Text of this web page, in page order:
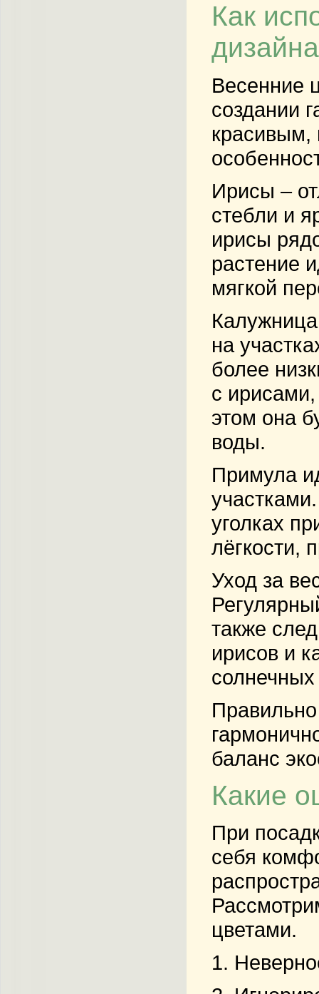
Как
Весенние
создании
красивым,
Ирисы –
стебли и
ирисы
растение
мягкой
на
более
с
этом она
воды.
Примула
уголках
лёгкости,
Уход за
также
ирисов и
баланс
Какие
При
себя
цветами.
1.